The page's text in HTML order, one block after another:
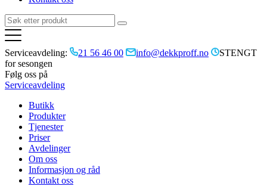
Serviceavdeling: 21 56 46 00 info@dekkproff.no
STENGT
for sesongen
Følg oss på
Serviceavdeling
Butikk
Produkter
Tjenester
Priser
Avdelinger
Om oss
Informasjon og råd
Kontakt oss